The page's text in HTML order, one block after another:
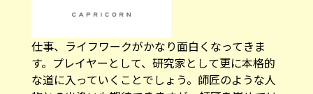
仕事、ライフワークがかなり面白くなってきま
す。プレイヤーとして、研究家として更に本格的
な道に入っていくことでしょう。師匠のような人